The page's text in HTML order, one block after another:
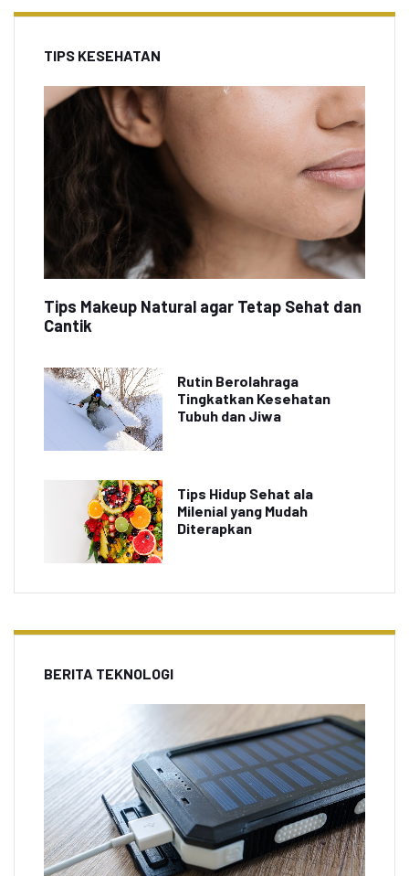
TIPS KESEHATAN
Tips Makeup Natural agar Tetap Sehat dan
Cantik
Rutin Berolahraga
Tingkatkan Kesehatan
Tubuh dan Jiwa
Tips Hidup Sehat ala
Milenial yang Mudah
Diterapkan
BERITA TEKNOLOGI